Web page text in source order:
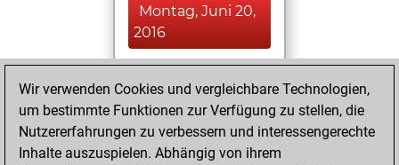
Montag, Juni 20,
2016
You played 7
slow games
Play
You scored +4
=0 -3 in slow games
Wir verwenden Cookies und vergleichbare Technologien,
um bestimmte Funktionen zur Verfügung zu stellen, die
Nutzererfahrungen zu verbessern und interessengerechte
Inhalte auszuspielen. Abhängig von ihrem